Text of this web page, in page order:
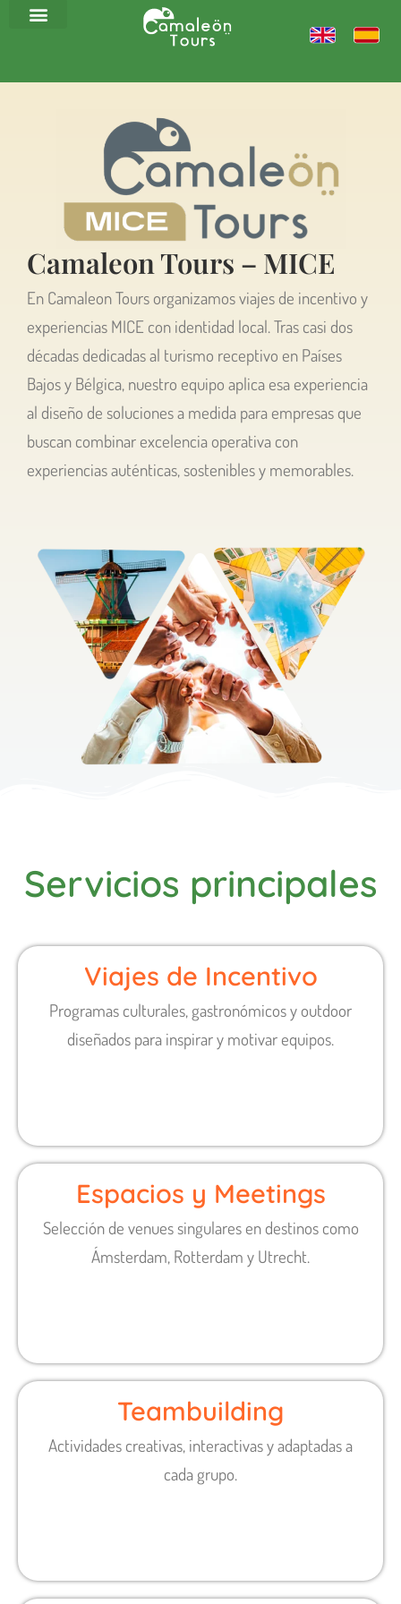
Camaleon Tours – MICE
En Camaleon Tours organizamos viajes de incentivo y
experiencias MICE con identidad local. Tras casi dos
décadas dedicadas al turismo receptivo en Países
Bajos y Bélgica, nuestro equipo aplica esa experiencia
al diseño de soluciones a medida para empresas que
buscan combinar excelencia operativa con
experiencias auténticas, sostenibles y memorables.
Servicios principales
Viajes de Incentivo
Programas culturales, gastronómicos y outdoor
diseñados para inspirar y motivar equipos.
Espacios y Meetings
Selección de venues singulares en destinos como
Ámsterdam, Rotterdam y Utrecht.
Teambuilding
Actividades creativas, interactivas y adaptadas a
cada grupo.